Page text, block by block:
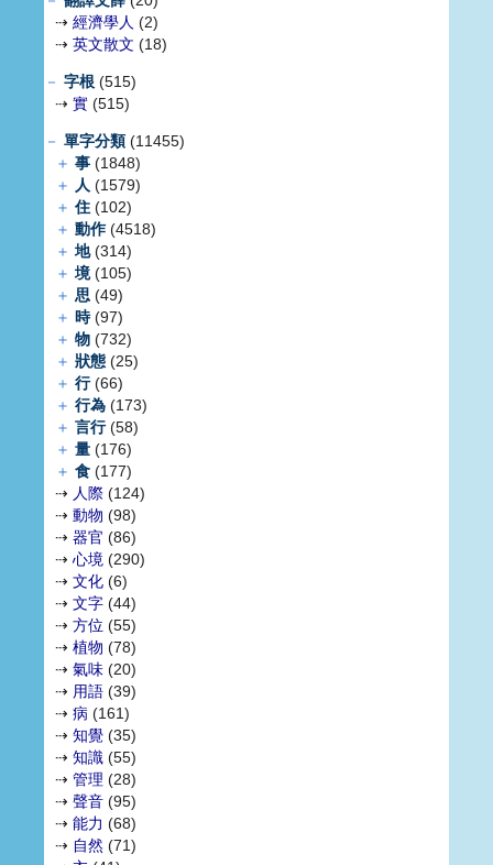
⇢ 經濟學人 (2)
⇢ 英文散文 (18)
－ 字根 (515)
⇢ 實 (515)
－ 單字分類(11455)
＋ 事 (1848)
＋ 人 (1579)
＋ 住 (102)
＋ 動作(4518)
＋ 地(314)
＋ 境(105)
＋ 思 (49)
＋ 時(97)
＋ 物 (732)
＋ 狀態 (25)
＋ 行(66)
＋ 行為 (173)
＋ 言行(58)
＋ 量 (176)
＋ 食 (177)
⇢ 人際 (124)
⇢ 動物 (98)
⇢ 器官 (86)
⇢ 心境 (290)
⇢ 文化 (6)
⇢ 文字 (44)
⇢ 方位 (55)
⇢ 植物 (78)
⇢ 氣味 (20)
⇢ 用語 (39)
⇢ 病 (161)
⇢ 知覺 (35)
⇢ 知識 (55)
⇢ 管理 (28)
⇢ 聲音 (95)
⇢ 能力 (68)
⇢ 自然 (71)